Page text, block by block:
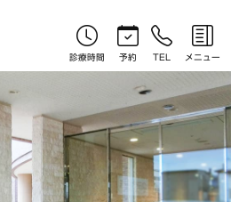
診療時間 予約 TEL メニュー